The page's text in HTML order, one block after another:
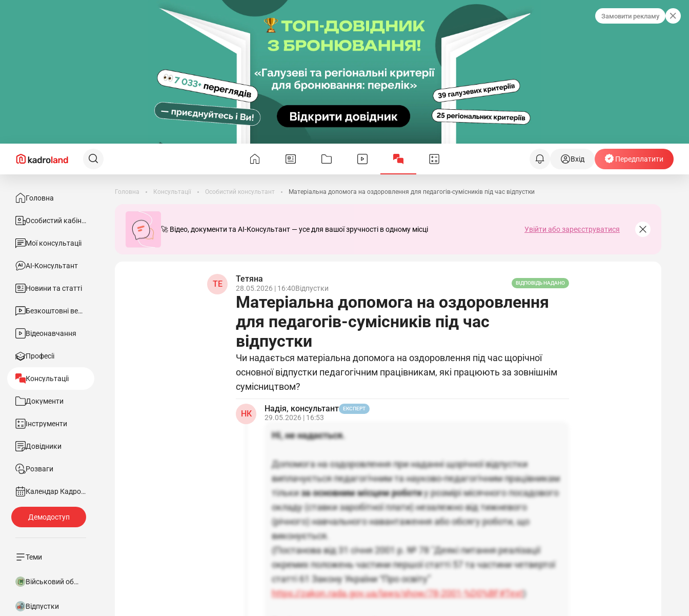
Замовити рекламу
Вхід Передплатити
Головна
Особистий кабінет
Мої консультації
АІ-Консультант
Новини та статті
Безкоштовні вебінари
Відеонавчання
Професії
Консультації
Документи
Інструменти
Довідники
Розваги
Календар Кадровика
Теми
Військовий облік
Відпустки
Головна Консультації Особистий консультант Матеріальна допомога на оздоровлення для педагогів-сумісників під час відпустки
🚀 Відео, документи та AI-Консультант — усе для вашої зручності в одному місці Увійти або зареєструватися
ТЕ
Тетяна
28.05.2026 | 16:40Відпустки
ВІДПОВІДЬ НАДАНО
Матеріальна допомога на оздоровлення
для педагогів-сумісників під час
відпустки
Чи надається матеріальна допомога на оздоровлення під час щорічної
основної відпустки педагогічним працівникам, які працюють за зовнішнім
сумісництвом?
НК
Надія, консультант ЕКСПЕРТ
29.05.2026 | 16:53
Ні, не надається.
Допомога на оздоровлення при наданні щорічної відпустки
виплачується педагогічним та науково-педагогічним працівникам
тількиза основним місцем роботиу розмірі місячного посадового
окладу (ставки заробітної плати) незалежно від тижневого
(річного) навчального навантаження або обсягу роботи, що
виконується.
(Постанова від 31 січня 2001 р. № 78 "Деякі питання реалізації
окремих положень частини першої статті 57 та частини четвертої
статті 61 Закону України “Про освіту”
https://zakon.rada.gov.ua/laws/show/78-2001-%D0%BF#Text)